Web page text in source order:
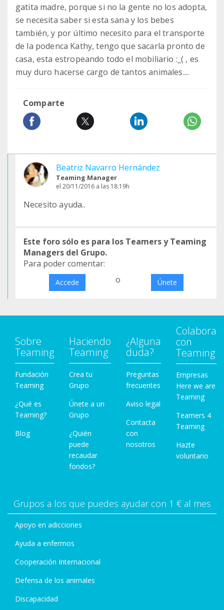
gatita madre, porque si no la gente no los adopta,
se necesita saber si esta sana y los bebes
también, y por último necesito para el transporte
de la podenca Kathy, tengo que sacarla pronto de
casa, esta estropeando todo el mobiliario :_( , es
muy duro hacerse cargo de tantos animales....
Comparte
Beatriz Navarro Hernández
Teaming Manager
el 20/11/2016 a las 18:19h
Necesito ayuda..
Este foro sólo es para los Teamers y Teaming
Managers del Grupo.
Para poder comentar:
Accede o Únete
Sobre
Teaming
Fundación
Teaming
¿Qué es
Teaming?
Blog
Haciendo
Teaming
Crea tu
Grupo
Únete a un
Grupo
¿Quién
puede
recaudar
fondos?
¿Alguna
duda?
Preguntas
frecuentes
Aviso legal
Contacta
con
nosotros
Colabora
con
Teaming
Empresas
Here we are
Teaming
Teamers 4
Teaming
Hazte
voluntario
Grupos a los que puedes ayudar con 1 € al mes
Apoyo en adicciones
Ayuda a enfermos
Cooperación Internacional
Defensa de los animales
Discapacidad